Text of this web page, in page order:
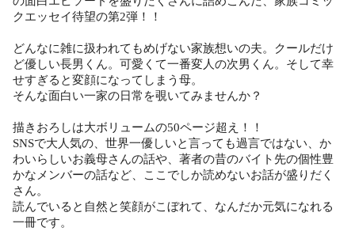
クエッセイ待望の第2弾！！
どんなに雑に扱われてもめげない家族想いの夫。クールだけ
ど優しい長男くん。可愛くて一番変人の次男くん。そして幸
せすぎると変顔になってしまう母。
そんな面白い一家の日常を覗いてみませんか？
描きおろしは大ボリュームの50ページ超え！！
SNSで大人気の、世界一優しいと言っても過言ではない、か
わいらしいお義母さんの話や、著者の昔のバイト先の個性豊
かなメンバーの話など、ここでしか読めないお話が盛りだく
さん。
読んでいると自然と笑顔がこぼれて、なんだか元気になれる
一冊です。